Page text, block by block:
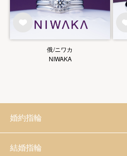
俄/ニワカ
NIWAKA
婚約指輪
結婚指輪